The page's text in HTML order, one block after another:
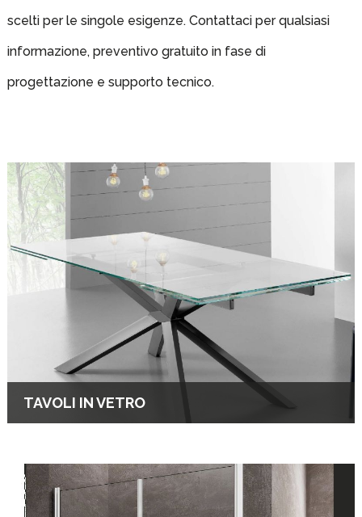
scelti per le singole esigenze. Contattaci per qualsiasi
informazione, preventivo gratuito in fase di
progettazione e supporto tecnico.
TAVOLI IN VETRO